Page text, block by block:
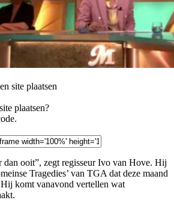
site plaatsen
plaatsen?
dan ooit”, zegt regisseur Ivo van Hove. Hij
Tragedies’ van TGA dat deze maand
komt vanavond vertellen wat